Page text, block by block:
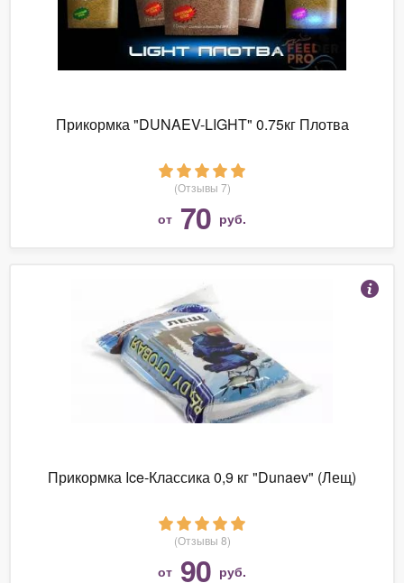
Прикормка "DUNAEV-LIGHT" 0.75кг Плотва
(Отзывы 7)
от 70 руб.
Прикормка Ice-Классика 0,9 кг "Dunaev" (Лещ)
(Отзывы 8)
от 90 руб.